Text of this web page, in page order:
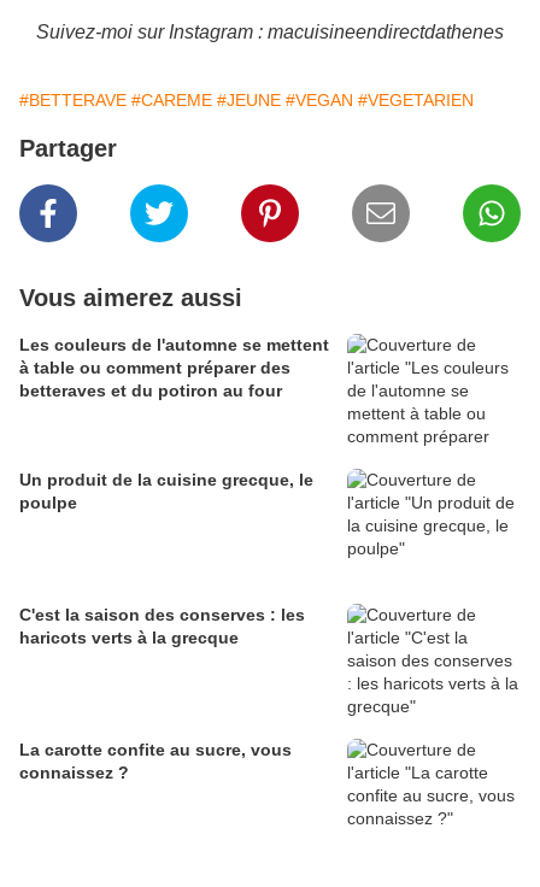
Suivez-moi sur Instagram : macuisineendirectdathenes
#BETTERAVE #CAREME #JEUNE #VEGAN #VEGETARIEN
Partager
Vous aimerez aussi
Les couleurs de l'automne se mettent
à table ou comment préparer des
betteraves et du potiron au four
Un produit de la cuisine grecque, le
poulpe
C'est la saison des conserves : les
haricots verts à la grecque
La carotte confite au sucre, vous
connaissez ?